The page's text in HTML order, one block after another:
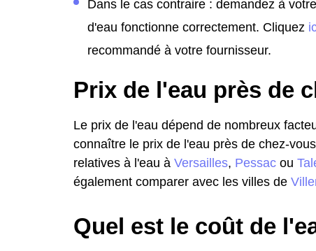
Dans le cas contraire : demandez à
d'eau fonctionne correctement. Cliquez
recommandé à votre fournisseur.
Prix de l'eau près de
Le prix de l'eau dépend de nombreux
connaître le prix de l'eau près de chez-
relatives à l'eau à Versailles, Pessac ou
également comparer avec les villes de
Quel est le coût de